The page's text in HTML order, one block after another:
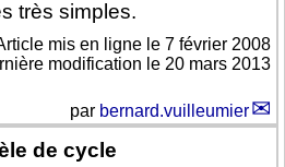
très simples.
mis en ligne le 7 février 2008
modification le 20 mars 2013
par bernard.vuilleumier
de cycle